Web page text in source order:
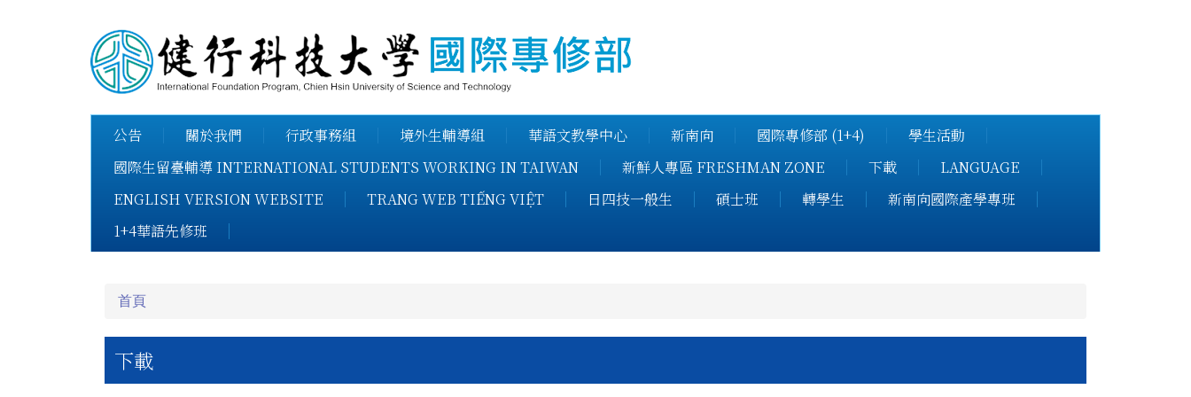
公告 關於我們 行政事務組 境外生輔導組 華語文教學中心 新南向 國際專修部 (1+4)
學生活動
國際生留臺輔導 INTERNATIONAL STUDENTS WORKING IN TAIWAN
新鮮人專區 FRESHMAN ZONE 下載
LANGUAGE
ENGLISH VERSION WEBSITE
TRANG WEB TIẾNG VIỆT 日四技一般生 碩士班 轉學生
新南向國際產學專班
1+4華語先修班
首頁
下載